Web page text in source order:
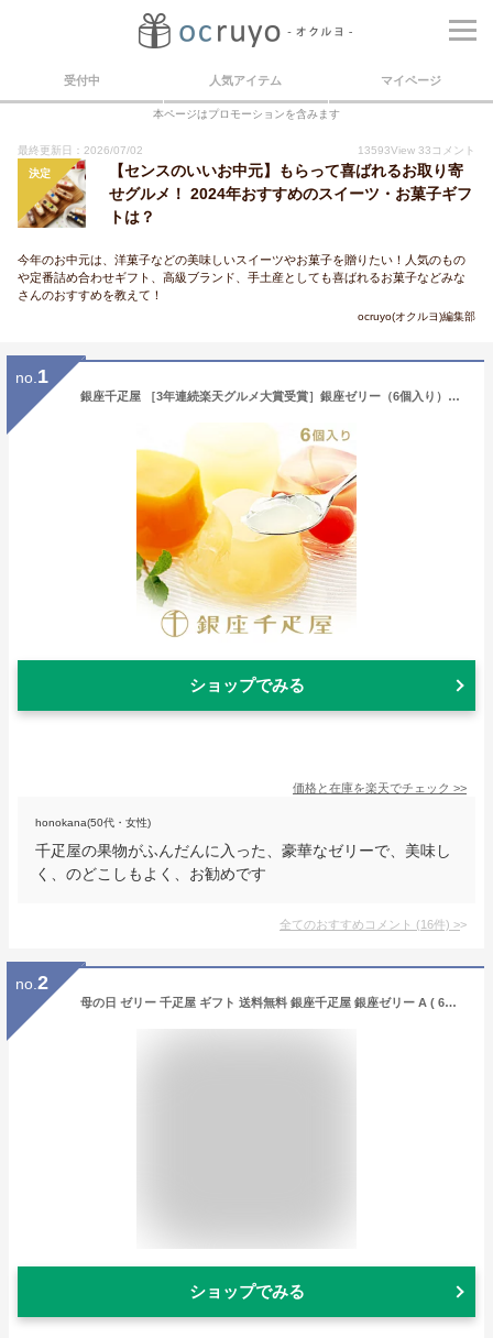
受付中 人気アイテム マイページ
本ページはプロモーションを含みます
最終更新日：2026/07/02 13593View 33 コメント
決定
【センスのいいお中元】もらって喜ばれるお取り寄
せグルメ！ 2024年おすすめのスイーツ・お菓子ギフ
トは？
今年のお中元は、洋菓子などの美味しいスイーツやお菓子を贈りたい！人気のもの
や定番詰め合わせギフト、高級ブランド、手土産としても喜ばれるお菓子などみな
さんのおすすめを教えて！
ocruyo(オクルヨ)編集部
no. 1
銀座千疋屋 ［3年連続楽天グルメ大賞受賞］銀座ゼリー（6個入り）［ポイント2倍］～ お中元 御中元 父の日 母の日 ゼリー ギフト 贈り物 フルーツ スイーツ プレゼント お菓子 内祝い 誕生日 お祝い 御礼 快気内祝 お見舞い 千疋屋 ～
ショップでみる
価格と在庫を楽天でチェック >>
honokana(50代・女性)
千疋屋の果物がふんだんに入った、豪華なゼリーで、美味し
く、のどこしもよく、お勧めです
全てのおすすめコメント (16件) >
no. 2
母の日 ゼリー 千疋屋 ギフト 送料無料 銀座千疋屋 銀座ゼリー A ( 6個 ) / 母の日ギフト 2026 内祝い お返し フルーツゼリー セット フルーツ 果物 お菓子 詰め合わせ 詰合せ カップ 小分け スイーツ 果物 高級 おしゃれ 人気 常温 3000円 3000円以下 25z
ショップでみる